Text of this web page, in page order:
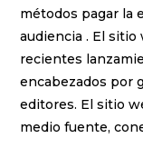
métodos pagar la
audiencia . El sitio
recientes
encabezados por
editores. El sitio
medio fuente,